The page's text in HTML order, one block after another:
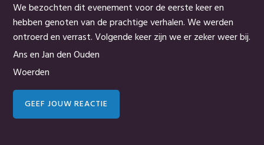
We bezochten dit evenement voor de eerste keer en
hebben genoten van de prachtige verhalen. We werden
ontroerd en verrast. Volgende keer zijn we er zeker weer bij.
Ans en Jan den Ouden
Woerden
GEEF JOUW REACTIE